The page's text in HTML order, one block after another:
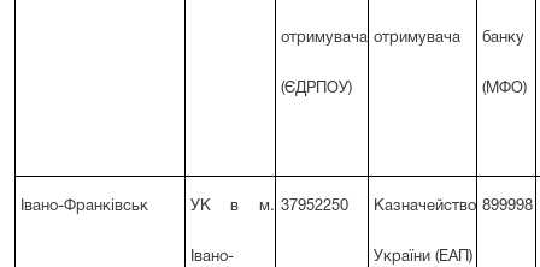
отримувача
(ЄДРПОУ)
отримувача банку
(МФО)
Івано-Франківськ УК в м.
Івано-
37952250 Казначейство
України (ЕАП)
899998